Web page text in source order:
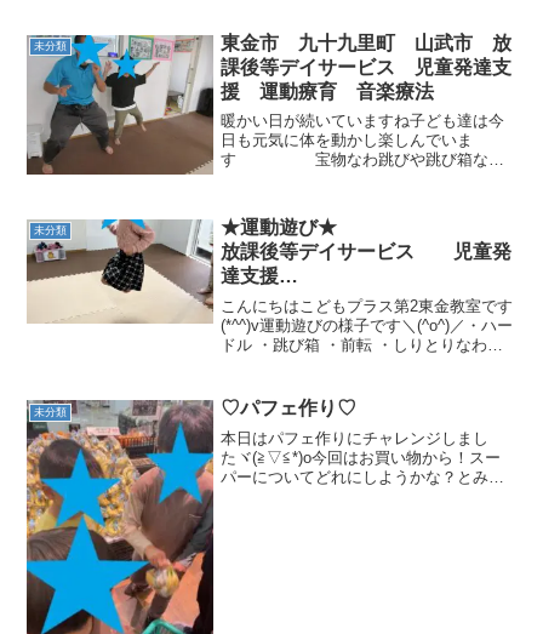
未分類
東金市 九十九里町 山武市 放
課後等デイサービス 児童発達支
援 運動療育 音楽療法
暖かい日が続いていますね子ども達は今
日も元気に体を動かし楽しんでいま
す 宝物なわ跳びや跳び箱など
お待ちしています。こどもプラス第２東
金教室受付時間：9：00～1...
未分類
★運動遊び★
放課後等デイサービス 児童発
達支援
⁕運動療育⁕ ♬音楽療法♬
東金市 九十九里町 山武市
こんにちはこどもプラス第2東金教室です
(*^^)v運動遊びの様子です＼(^o^)／・ハー
ドル ・跳び箱 ・前転 ・しりとりなわと
ラス第２東金教室受付時間：9：00～1...
未分類 ♡パフェ作り♡
本日はパフェ作りにチャレンジしまし
たヾ(≧▽≦*)o今回はお買い物から！スー
パーについてどれにしようかな？とみん